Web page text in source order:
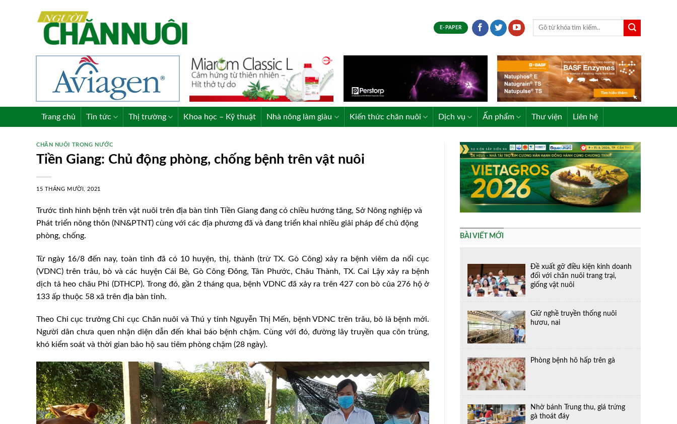
E-PAPER
Trang chủ Tin tức Thị trường Khoa học – Kỹ thuật Nhà nông làm giàu Kiến thức chăn nuôi Dịch vụ Ấn phẩm Thư viện Liên hệ
CHĂN NUÔI TRONG NƯỚC
Tiền Giang: Chủ động phòng, chống bệnh trên vật nuôi
15 THÁNG MƯỜI, 2021
Trước tình hình bệnh trên vật nuôi trên địa bàn tỉnh Tiền Giang đang có chiều hướng tăng, Sở Nông nghiệp và
Phát triển nông thôn (NN&PTNT) cùng với các địa phương đã và đang triển khai nhiều giải pháp để chủ động
phòng, chống.
Từ ngày 16/8 đến nay, toàn tỉnh đã có 10 huyện, thị, thành (trừ TX. Gò Công) xảy ra bệnh viêm da nổi cục
(VDNC) trên trâu, bò và các huyện Cái Bè, Gò Công Đông, Tân Phước, Châu Thành, TX. Cai Lậy xảy ra bệnh
dịch tả heo châu Phi (DTHCP). Trong đó, gần 2 tháng qua, bệnh VDNC đã xảy ra trên 427 con bò của 276 hộ ở
133 ấp thuộc 58 xã trên địa bàn tỉnh.
Theo Chi cục trưởng Chi cục Chăn nuôi và Thú y tỉnh Nguyễn Thị Mến, bệnh VDNC trên trâu, bò là bệnh mới.
Người dân chưa quen nhận diện dẫn đến khai báo bệnh chậm. Cùng với đó, đường lây truyền qua côn trùng,
khó kiểm soát và thời gian bảo hộ sau tiêm phòng chậm (28 ngày).
BÀI VIẾT MỚI
Đề xuất gỡ điều kiện kinh doanh
đối với chăn nuôi trang trại,
giống vật nuôi
Giữ nghề truyền thống nuôi
hươu, nai
Phòng bệnh hô hấp trên gà
Nhờ bánh Trung thu, giá trứng
gà thoát đáy